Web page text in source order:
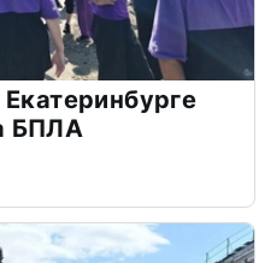
БПЛА